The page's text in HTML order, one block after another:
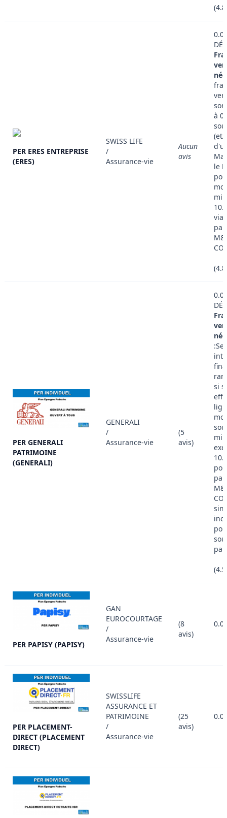
PER ERES ENTREPRISE
(ERES)
SWISS LIFE
/
Assurance-vie
Aucun
avis
à
le
via
PER GENERALI
PATRIMOINE
(GENERALI)
GENERALI
/
Assurance-vie
(5
avis)
si
PER PAPISY (PAPISY)
GAN
EUROCOURTAGE
/
Assurance-vie
(8
avis)
PER PLACEMENT-
DIRECT (PLACEMENT
DIRECT)
SWISSLIFE
ASSURANCE ET
PATRIMOINE
/
Assurance-vie
(25
avis)